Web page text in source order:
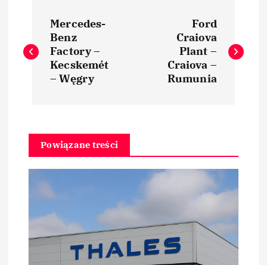
a
g
a
c
a
Mercedes-
Benz
Factory –
Kecskemét
– Węgry
Ford
Craiova
Plant –
Craiova –
Rumunia
Powiązane treści